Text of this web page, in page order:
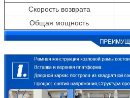
Скорость возврата
Общая мощность